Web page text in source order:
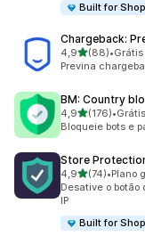
Built for
Chargeback:
4,9de 5 estrelas
(88)
88 avaliações ao
•
Previna
BM: Country
4,9de 5 estrelas
(176)
176 avaliações
•
Bloqueie bots e
Store
4,9de 5 estrelas
(74)
74 avaliações ao
•Plano
Desative o botão
IP
Built for